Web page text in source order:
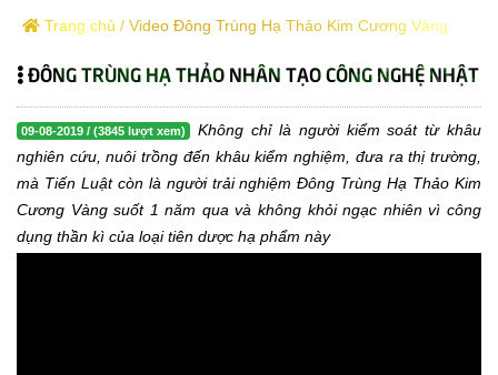
Trang chủ / Video Đông Trùng Hạ Thảo Kim Cương Vàng
ĐÔNG TRÙNG HẠ THẢO NHÂN TẠO CÔNG NGHỆ NHẬT
09-08-2019 / (3845 lượt xem)
Không chỉ là người kiểm soát từ khâu
nghiên cứu, nuôi trồng đến khâu kiểm nghiệm, đưa ra thị trường,
mà Tiến Luật còn là người trải nghiệm Đông Trùng Hạ Thảo Kim
Cương Vàng suốt 1 năm qua và không khỏi ngạc nhiên vì công
dụng thần kì của loại tiên dược hạ phẩm này